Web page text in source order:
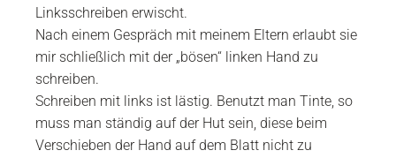
Linksschreiben erwischt.
Nach einem Gespräch mit meinem Eltern erlaubt sie
mir schließlich mit der „bösen“ linken Hand zu
schreiben.
Schreiben mit links ist lästig. Benutzt man Tinte, so
muss man ständig auf der Hut sein, diese beim
Verschieben der Hand auf dem Blatt nicht zu